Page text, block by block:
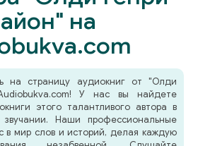
на
на страницу аудиокниг от "Олди
У нас вы найдете
этого талантливого автора в
звучании. Наши профессиональные
в мир слов и историй, делая каждую